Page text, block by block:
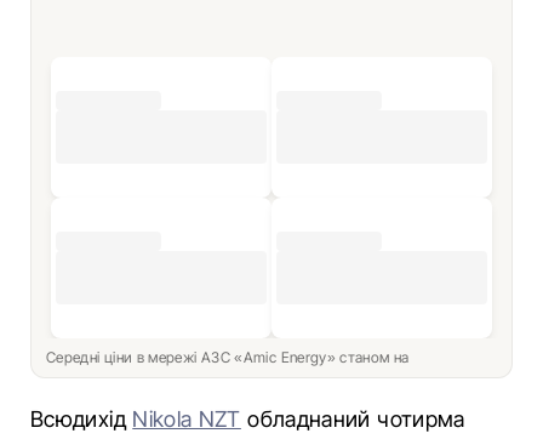
Середні ціни в мережі АЗС «Amic Energy» станом на
Всюдихід Nikola NZT обладнаний чотирма